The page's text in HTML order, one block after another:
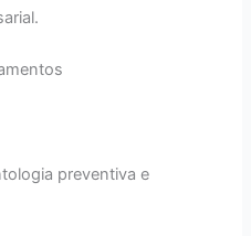
preventiva e